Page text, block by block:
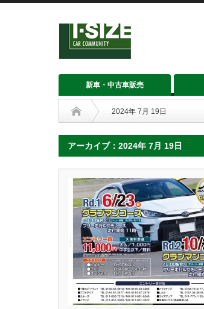
新車・中古車販売
2024年 7月 19日
アーカイブ：2024年 7月 19日